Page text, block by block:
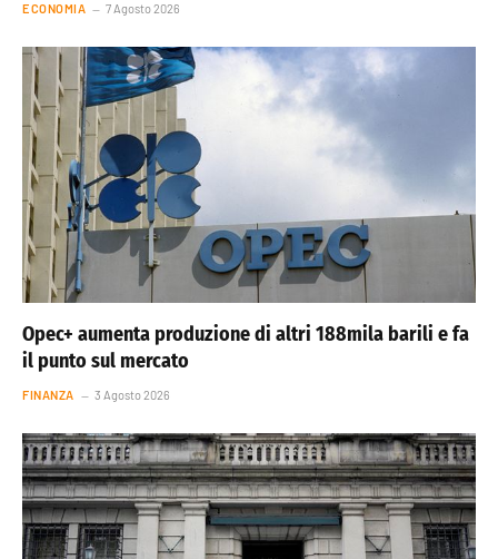
ECONOMIA 7 Agosto 2026
Opec+ aumenta produzione di altri 188mila barili e fa
il punto sul mercato
FINANZA 3 Agosto 2026